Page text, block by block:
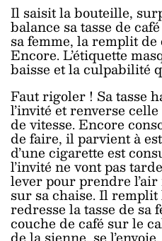
Il saisit la bouteille,
balance sa tasse de
sa femme, la remplit
Encore. L’étiquette
baisse et la culpabilité
Faut rigoler ! Sa tasse
l’invité et renverse
de vitesse. Encore
de faire, il parvient à
d’une cigarette est
l’invité ne vont pas
lever pour prendre
sur sa chaise. Il remplit
redresse la tasse de sa
couche de café sur le